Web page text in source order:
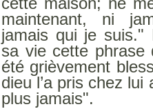
maintenant, ni
jamais qui je suis."
sa vie cette
été grièvement
dieu l’a pris chez
plus jamais".